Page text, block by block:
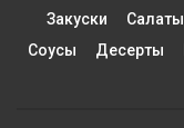
Закуски Салаты
Соусы
Десерты